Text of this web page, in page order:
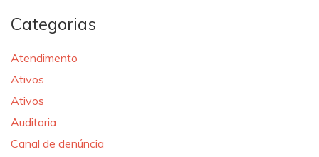
Categorias
Atendimento
Ativos
Ativos
Auditoria
Canal de denúncia